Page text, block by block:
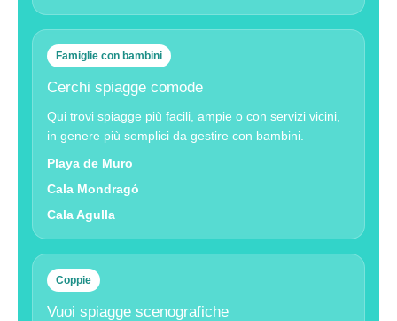
Famiglie con bambini
Cerchi spiagge comode
Qui trovi spiagge più facili, ampie o con servizi vicini,
in genere più semplici da gestire con bambini.
Playa de Muro
Cala Mondragó
Cala Agulla
Coppie
Vuoi spiagge scenografiche